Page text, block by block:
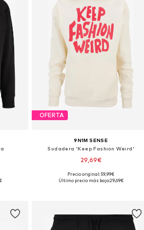
OFERTA
9N1M SENSE
Sudadera 'Keep Fashion Weird'
29,69€
Tallas disponibles: S, M, XL
Precio original: 59,99€
Último precio más bajo:29,69€